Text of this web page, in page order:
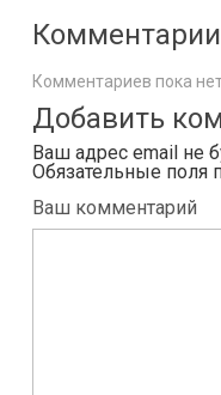
Комментариев пока
Добавить
Ваш адрес email не
Обязательные поля
Ваш комментарий